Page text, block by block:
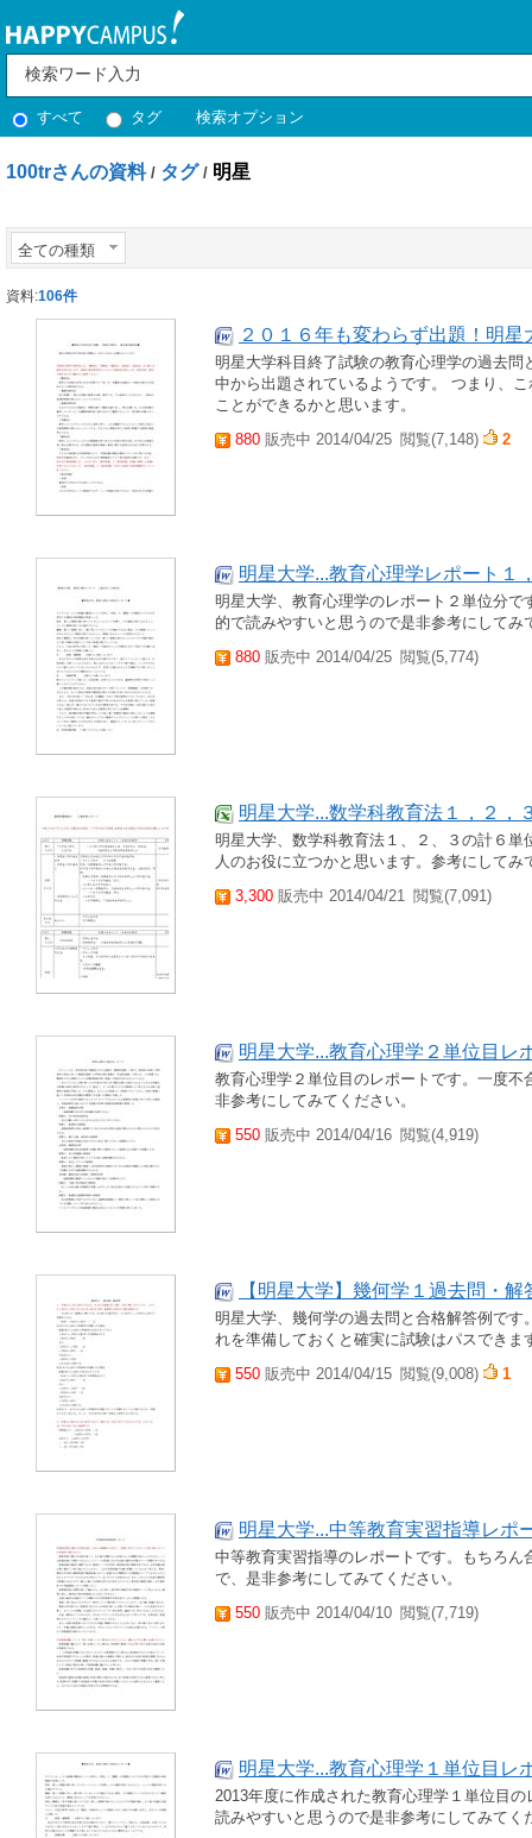
すべて タグ 検索オプション
100trさんの資料 / タグ / 明星
全ての種類
資料:106件
２０１６年も変わらず出題！明
明星大学科目終了試験の教育心理学の過去
中から出題されているようです。 つまり、
ことができるかと思います。
880 販売中 2014/04/25 閲覧(7,148) 2
明星大学...教育心理学レポート１
明星大学、教育心理学のレポート２単位分
的で読みやすいと思うので是非参考にしてみ
880 販売中 2014/04/25 閲覧(5,774)
明星大学...数学科教育法１，２，
明星大学、数学科教育法１、２、３の計６
人のお役に立つかと思います。参考にしてみ
3,300 販売中 2014/04/21 閲覧(7,091)
明星大学...教育心理学２単位目レ
教育心理学２単位目のレポートです。一度
非参考にしてみてください。
550 販売中 2014/04/16 閲覧(4,919)
【明星大学】幾何学１過去問・解
明星大学、幾何学の過去問と合格解答例で
れを準備しておくと確実に試験はパスできま
550 販売中 2014/04/15 閲覧(9,008) 1
明星大学...中等教育実習指導レポ
中等教育実習指導のレポートです。もちろ
で、是非参考にしてみてください。
550 販売中 2014/04/10 閲覧(7,719)
明星大学...教育心理学１単位目レ
2013年度に作成された教育心理学１単位目
読みやすいと思うので是非参考にしてみてく